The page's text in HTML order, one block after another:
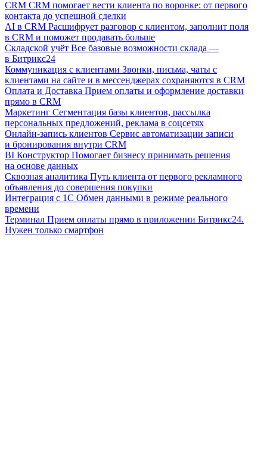
CRM CRM помогает вести клиента по воронке: от первого
контакта до успешной сделки
AI в CRM Расшифрует разговор с клиентом, заполнит поля
в CRM и поможет продавать больше
Складской учёт Все базовые возможности склада —
в Битрикс24
Коммуникация с клиентами Звонки, письма, чаты с
клиентами на сайте и в мессенджерах сохраняются в CRM
Оплата и Доставка Прием оплаты и оформление доставки
прямо в CRM
Маркетинг Сегментация базы клиентов, рассылка
персональных предложений, реклама в соцсетях
Онлайн-запись клиентов Сервис автоматизации записи
и бронирования внутри CRM
BI Конструктор Помогает бизнесу принимать решения
на основе данных
Сквозная аналитика Путь клиента от первого рекламного
объявления до совершения покупки
Интеграция с 1С Обмен данными в режиме реального
времени
Терминал Прием оплаты прямо в приложении Битрикс24.
Нужен только смартфон